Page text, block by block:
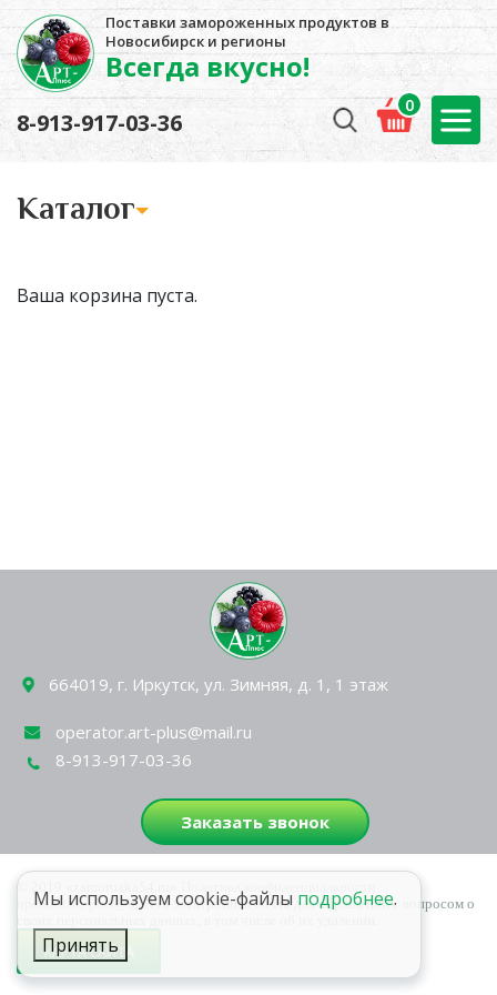
Поставки замороженных продуктов в
Новосибирск и регионы
Всегда вкусно!
8-913-917-03-36
0
Kаталог
Ваша корзина пуста.
664019, г. Иркутск, ул. Зимняя, д. 1, 1 этаж
operator.art-plus@mail.ru
8-913-917-03-36
Заказать звонок
© 2019 «zamorozka54.ru»
Политика конфиденциальности
operator.art-plus@mail.ru электронная почта для обращений с вопросом о
КАРТА САЙТА
Мы используем cookie-файлы подробнее.
Принять